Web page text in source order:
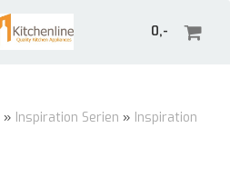
0,-
» Inspiration Serien » Inspiration